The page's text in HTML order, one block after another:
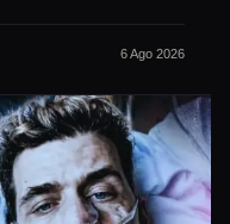
6 Ago 2026